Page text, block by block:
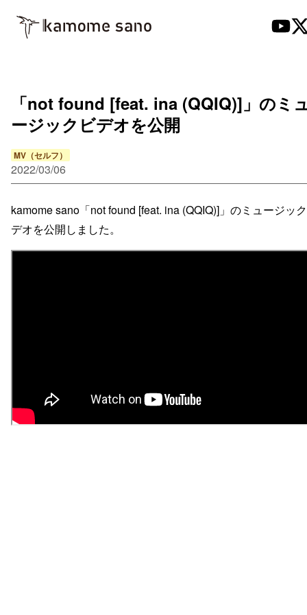
「not found [feat. ina (QQIQ)]」のミ
ージックビデオを公開
MV（セルフ）
2022/03/06
kamome sano「not found [feat. ina (QQIQ)]」のミュージッ
デオを公開しました。